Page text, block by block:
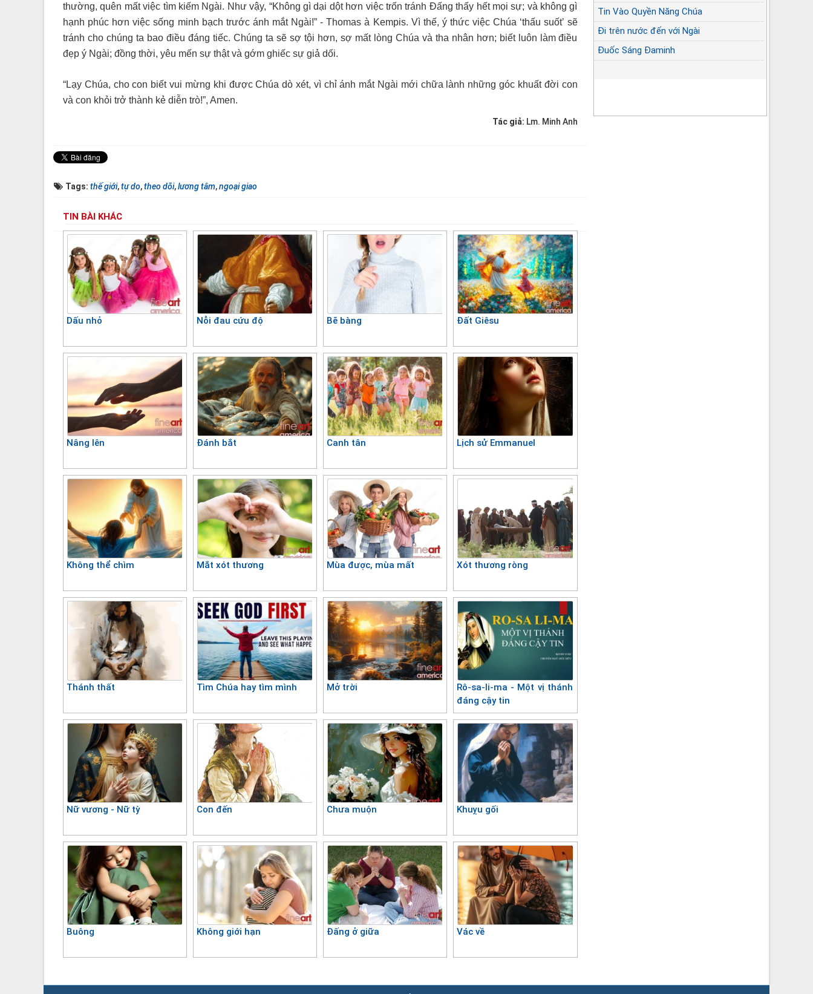
thường, quên mất việc tìm kiếm Ngài. Như vậy, “Không gì dại dột hơn việc trốn tránh Đấng thấy hết mọi sự; và không gì
hạnh phúc hơn việc sống minh bạch trước ánh mắt Ngài!” - Thomas à Kempis. Vì thế, ý thức việc Chúa ‘thấu suốt’ sẽ
tránh cho chúng ta bao điều đáng tiếc. Chúng ta sẽ sợ tội hơn, sợ mất lòng Chúa và tha nhân hơn; biết luôn làm điều
đẹp ý Ngài; đồng thời, yêu mến sự thật và gớm ghiếc sự giả dối.
“Lạy Chúa, cho con biết vui mừng khi được Chúa dò xét, vì chỉ ánh mắt Ngài mới chữa lành những góc khuất đời con
và con khỏi trở thành kẻ diễn trò!”, Amen.
Tác giả: Lm. Minh Anh
Tags: thế giới,tự do,theo dõi,lương tâm,ngoại giao
TIN BÀI KHÁC
Dấu nhỏ Nỗi đau cứu độ Bẽ bàng Đất Giêsu
Nâng lên Đánh bắt Canh tân Lịch sử Emmanuel
Không thể chìm Mắt xót thương Mùa được, mùa mất Xót thương ròng
Thánh thất Tìm Chúa hay tìm mình Mở trời
Rô-sa-li-ma - Một vị thánh
đáng cậy tin
Nữ vương - Nữ tỳ Con đến Chưa muộn Khuỵu gối
Buông Không giới hạn Đấng ở giữa Vác về
Tin Vào Quyền Năng Chúa
Đi trên nước đến với Ngài
Đuốc Sáng Đaminh